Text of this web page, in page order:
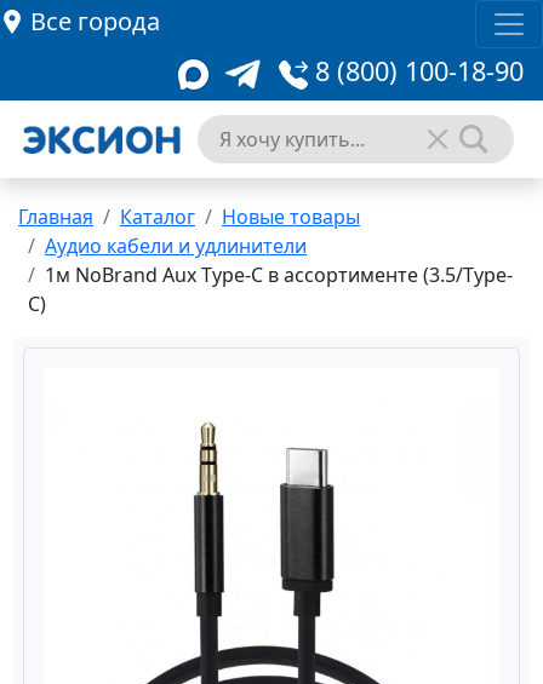
Все города
8 (800) 100-18-90
Главная Каталог
Новые товары
Аудио кабели и удлинители
1м NoBrand Aux Type-C в ассортименте (3.5/Type-
C)